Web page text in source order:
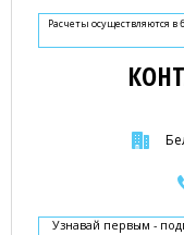
Расчеты осуществляются в
Узнавай первым -